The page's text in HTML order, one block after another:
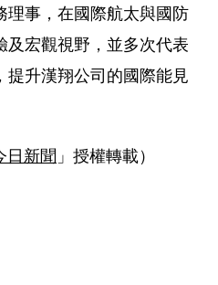
理事，在國際航太與國防
宏觀視野，並多次代表
升漢翔公司的國際能見
日新聞 」授權轉載）